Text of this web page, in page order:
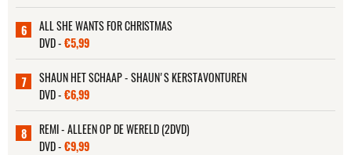
6
ALL SHE WANTS FOR CHRISTMAS
DVD -€5,99
7
SHAUN HET SCHAAP - SHAUN'S KERSTAVONTUREN
DVD -€6,99
8
REMI - ALLEEN OP DE WERELD (2DVD)
DVD -€9,99